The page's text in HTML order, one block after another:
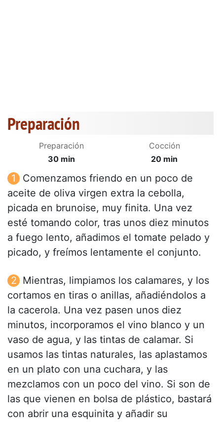
Preparación
Preparación
30 min
Cocción
20 min
Comenzamos friendo en un poco de
aceite de oliva virgen extra la cebolla,
picada en brunoise, muy finita. Una vez
esté tomando color, tras unos diez minutos
a fuego lento, añadimos el tomate pelado y
picado, y freímos lentamente el conjunto.
Mientras, limpiamos los calamares, y los
cortamos en tiras o anillas, añadiéndolos a
la cacerola. Una vez pasen unos diez
minutos, incorporamos el vino blanco y un
vaso de agua, y las tintas de calamar. Si
usamos las tintas naturales, las aplastamos
en un plato con una cuchara, y las
mezclamos con un poco del vino. Si son de
las que vienen en bolsa de plástico, bastará
con abrir una esquinita y añadir su